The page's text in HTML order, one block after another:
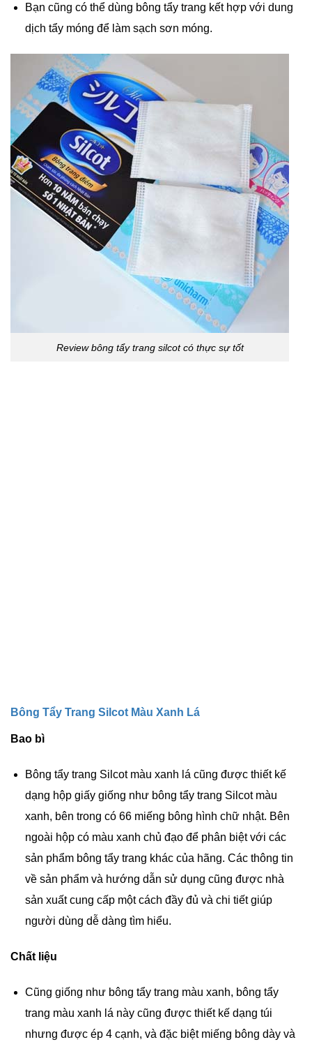
Bạn cũng có thể dùng bông tẩy trang kết hợp với dung
dịch tẩy móng để làm sạch sơn móng.
Review bông tẩy trang silcot có thực sự tốt
Bông Tẩy Trang Silcot Màu Xanh Lá
Bao bì
Bông tẩy trang Silcot màu xanh lá cũng được thiết kế
dạng hộp giấy giống như bông tẩy trang Silcot màu
xanh, bên trong có 66 miếng bông hình chữ nhật. Bên
ngoài hộp có màu xanh chủ đạo để phân biệt với các
sản phẩm bông tẩy trang khác của hãng. Các thông tin
về sản phẩm và hướng dẫn sử dụng cũng được nhà
sản xuất cung cấp một cách đầy đủ và chi tiết giúp
người dùng dễ dàng tìm hiểu.
Chất liệu
Cũng giống như bông tẩy trang màu xanh, bông tẩy
trang màu xanh lá này cũng được thiết kế dạng túi
nhưng được ép 4 cạnh, và đặc biệt miếng bông dày và